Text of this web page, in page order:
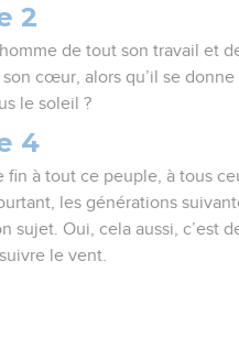
2
de tout son travail et
cœur, alors qu’il se donne
le soleil ?
4
fin à tout ce peuple, à tous
les générations
sujet. Oui, cela aussi, c’est
le vent.